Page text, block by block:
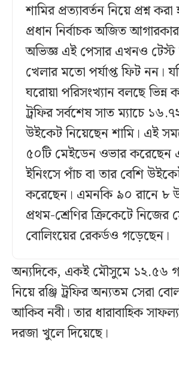
শামির প্রত্যাবর্তন নিয়ে প্রশ্ন
প্রধান নির্বাচক অজিত
অভিজ্ঞ এই পেসার এখনও টেস্ট
খেলার মতো পর্যাপ্ত ফিট নন।
ঘরোয়া পরিসংখ্যান বলছে ভিন্ন
ট্রফির সর্বশেষ সাত ম্যাচে
উইকেট নিয়েছেন শামি। এই
৫০টি মেইডেন ওভার করেছেন
ইনিংসে পাঁচ বা তার বেশি
করেছেন। এমনকি ৯০ রানে ৮
প্রথম-শ্রেণির ক্রিকেটে নিজের
বোলিংয়ের রেকর্ডও গড়েছেন।
অন্যদিকে, একই মৌসুমে ১২.৫৬
নিয়ে রঞ্জি ট্রফির অন্যতম সেরা
আকিব নবী। তার ধারাবাহিক
দরজা খুলে দিয়েছে।